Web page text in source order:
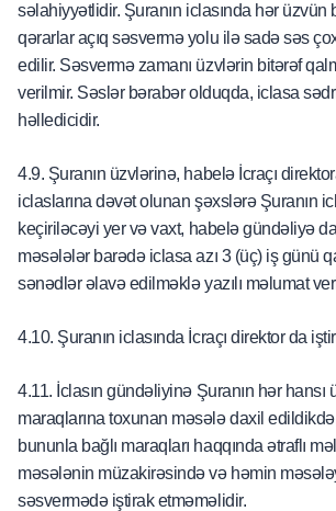
səlahiyyətlidir. Şuranın iclasında hər üzvün
qərarlar açıq səsvermə yolu ilə sadə səs
edilir. Səsvermə zamanı üzvlərin bitərəf
verilmir. Səslər bərabər olduqda, iclasa
həlledicidir.
4.9. Şuranın üzvlərinə, habelə İcraçı
iclaslarına dəvət olunan şəxslərə Şuranın
keçiriləcəyi yer və vaxt, habelə gündəliyə
məsələlər barədə iclasa azı 3 (üç) iş günü
sənədlər əlavə edilməklə yazılı məlumat
4.10. Şuranın iclasında İcraçı direktor da
4.11. İclasın gündəliyinə Şuranın hər hansı
maraqlarına toxunan məsələ daxil
bununla bağlı maraqları haqqında ətraflı
məsələnin müzakirəsində və həmin
səsvermədə iştirak etməməlidir.